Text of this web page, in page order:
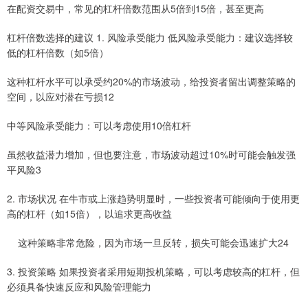
在配资交易中，常见的杠杆倍数范围从5倍到15倍，甚至更高
杠杆倍数选择的建议 1. 风险承受能力 低风险承受能力：建议选择较
低的杠杆倍数（如5倍）
这种杠杆水平可以承受约20%的市场波动，给投资者留出调整策略的
空间，以应对潜在亏损12
中等风险承受能力：可以考虑使用10倍杠杆
虽然收益潜力增加，但也要注意，市场波动超过10%时可能会触发强
平风险3
2. 市场状况 在牛市或上涨趋势明显时，一些投资者可能倾向于使用更
高的杠杆（如15倍），以追求更高收益
这种策略非常危险，因为市场一旦反转，损失可能会迅速扩大24
3. 投资策略 如果投资者采用短期投机策略，可以考虑较高的杠杆，但
必须具备快速反应和风险管理能力